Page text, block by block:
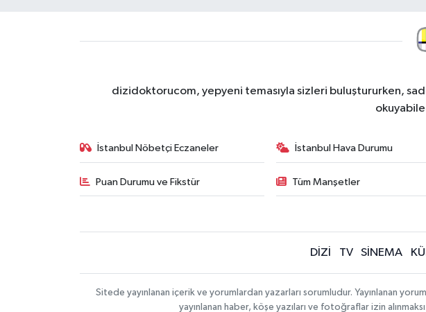
dizidoktorucom, yepyeni temasıyla sizleri buluştururken,
İstanbul Nöbetçi Eczaneler İstanbul Hava Durumu
Puan Durumu ve Fikstür Tüm Manşetler
DİZİ TV SİNEMA
Sitede yayınlanan içerik ve yorumlardan yazarları sorumludur. Yayınlanan
yayınlanan haber, köşe yazıları ve fotoğraflar izin